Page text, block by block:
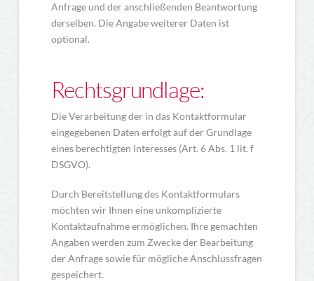
Anfrage und der anschließenden Beantwortung
derselben. Die Angabe weiterer Daten ist
optional.
Rechtsgrundlage:
Die Verarbeitung der in das Kontaktformular
eingegebenen Daten erfolgt auf der Grundlage
eines berechtigten Interesses (Art. 6 Abs. 1 lit. f
DSGVO).
Durch Bereitstellung des Kontaktformulars
möchten wir Ihnen eine unkomplizierte
Kontaktaufnahme ermöglichen. Ihre gemachten
Angaben werden zum Zwecke der Bearbeitung
der Anfrage sowie für mögliche Anschlussfragen
gespeichert.